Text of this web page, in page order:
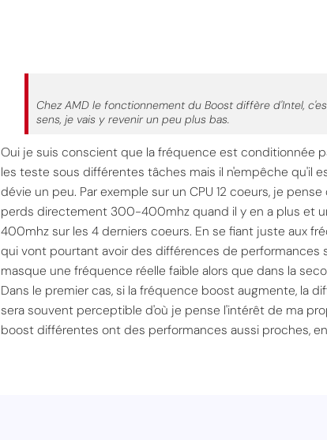
Chez AMD le fonctionnement du Boost diffère d'Intel,
sens, je vais y revenir un peu plus bas.
Oui je suis conscient que la fréquence est conditionnée
les teste sous différentes tâches mais il n'empêche qu'il
dévie un peu. Par exemple sur un CPU 12 coeurs, je
perds directement 300-400mhz quand il y en a plus et
400mhz sur les 4 derniers coeurs. En se fiant juste aux
qui vont pourtant avoir des différences de performances
masque une fréquence réelle faible alors que dans la
Dans le premier cas, si la fréquence boost augmente, la
sera souvent perceptible d'où je pense l'intérêt de ma
boost différentes ont des performances aussi proches,